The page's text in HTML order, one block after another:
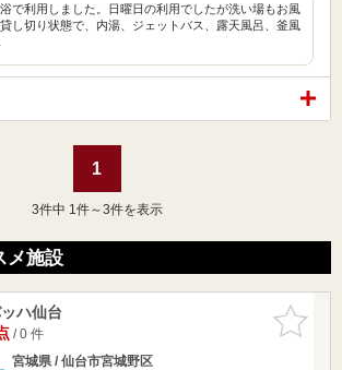
で利用しました。日曜日の利用でしたが洗い場もお風
し切り状態で、内湯、ジェットバス、露天風呂、釜風
1
3件中 1件～3件を表示
メ施設
お気に入
りに追加
ハ仙台
/ 0 件
宮城県 / 仙台市宮城野区